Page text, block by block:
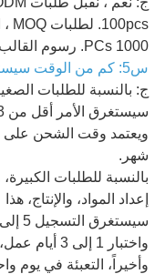
100pcs. لطلبات ODM ، MOQ
1000 PCs. رسوم القالب سيتم تحصيلها وفقا للتصميم.
س5: كم من الوقت سيستغرق لإكمال الطلب؟
ج: بالنسبة للطلبات
سيستغرق الأمر أقل من 3 أيام لإعداد وتسليمها
شهر.
بالنسبة للطلبات
إعداد المواد، والإنتاج، هذا
واختبار 1 إلى 3 أيام عمل،